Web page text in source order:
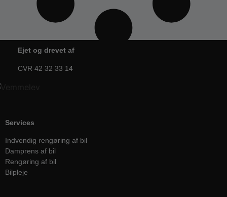
Ejet og drevet af
CVR 42 32 33 14
Services
Indvendig rengøring af bil
Damprens af bil
Rengøring af bil
Bilpleje